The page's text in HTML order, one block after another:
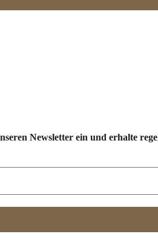
Newsletter ein und erhalte